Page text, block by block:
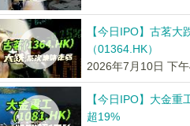
【今日IPO】古茗大
（01364.HK）
2026年7月10日 下
【今日IPO】大金重
超19%